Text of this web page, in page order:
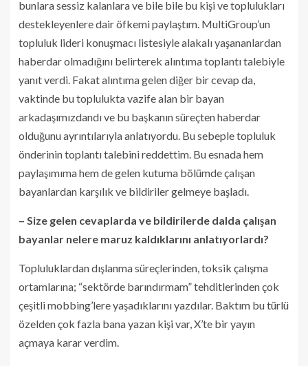
bunlara sessiz kalanlara ve bile bile bu kişi ve toplulukları
destekleyenlere dair öfkemi paylaştım. MultiGroup’un
topluluk lideri konuşmacı listesiyle alakalı yaşananlardan
haberdar olmadığını belirterek alıntıma toplantı talebiyle
yanıt verdi. Fakat alıntıma gelen diğer bir cevap da,
vaktinde bu toplulukta vazife alan bir bayan
arkadaşımızdandı ve bu başkanın süreçten haberdar
olduğunu ayrıntılarıyla anlatıyordu. Bu sebeple topluluk
önderinin toplantı talebini reddettim. Bu esnada hem
paylaşımıma hem de gelen kutuma bölümde çalışan
bayanlardan karşılık ve bildiriler gelmeye başladı.
– Size gelen cevaplarda ve bildirilerde dalda çalışan
bayanlar nelere maruz kaldıklarını anlatıyorlardı?
Topluluklardan dışlanma süreçlerinden, toksik çalışma
ortamlarına; “sektörde barındırmam” tehditlerinden çok
çeşitli mobbing’lere yaşadıklarını yazdılar. Baktım bu türlü
özelden çok fazla bana yazan kişi var, X’te bir yayın
açmaya karar verdim.